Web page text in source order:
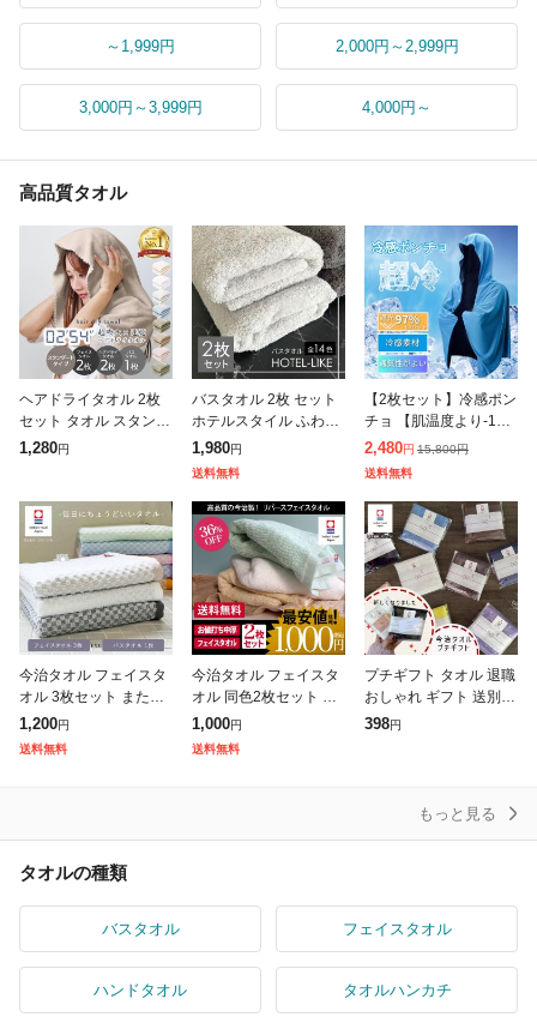
～1,999円 2,000円～2,999円
3,000円～3,999円 4,000円～
高品質タオル
ヘアドライタオル 2枚
セット タオル スタンダ
ードタイプ フェイスタ
1,280円
バスタオル 2枚 セット
ホテルスタイル ふわふ
わ 厚手 吸水 ホテルラ
イク 1000匁 ホテル仕
1,980円
送料無料
【2枚セット】冷感ポン
チョ 【肌温度より-15°
C 冷却】クールパーカ
ー 冷感タオル 冷感スト
維使用
2,480円 15,800円
送料無料
今治タオル フェイスタ
オル 3枚セット または
バスタオル 1枚 タオル
国産 日本製 最高級 吸
1,200円
送料無料
今治タオル フェイスタ
オル 同色2枚セット リ
バース 日本製 お試し 1
000円ポッキリ ぽっき
1,000円
送料無料
プチギフト タオル 退職
おしゃれ ギフト 送別会
お返し 500円 以下 プレ
398円
もっと見る
タオルの種類
バスタオル フェイスタオル
ハンドタオル タオルハンカチ